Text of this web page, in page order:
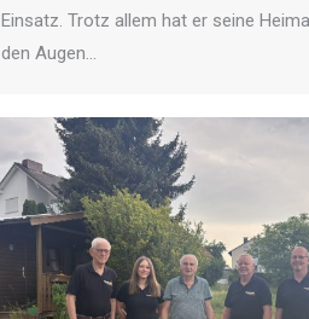
Einsatz. Trotz allem hat er seine
den Augen…